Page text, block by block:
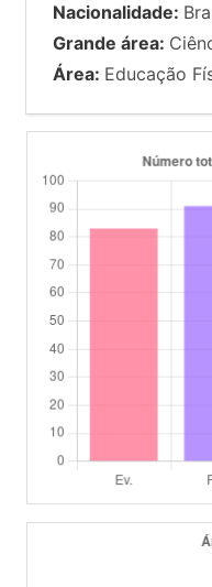
Nacionalidade:
Grande área:
Área: Educação